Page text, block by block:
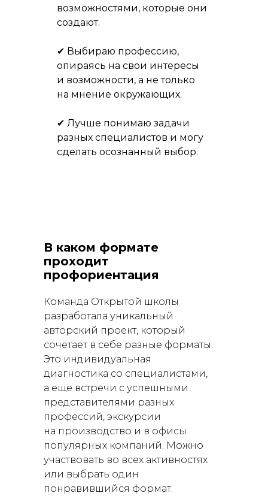
возможностями, которые они
создают.
✔ Выбираю профессию,
опираясь на свои интересы
и возможности, а не только
на мнение окружающих.
✔ Лучше понимаю задачи
разных специалистов и могу
сделать осознанный выбор.
В каком формате
проходит
профориентация
Команда Открытой школы
разработала уникальный
авторский проект, который
сочетает в себе разные форматы.
Это индивидуальная
диагностика со специалистами,
а еще встречи с успешными
представителями разных
профессий, экскурсии
на производство и в офисы
популярных компаний. Можно
участвовать во всех активностях
или выбрать один
понравившийся формат.